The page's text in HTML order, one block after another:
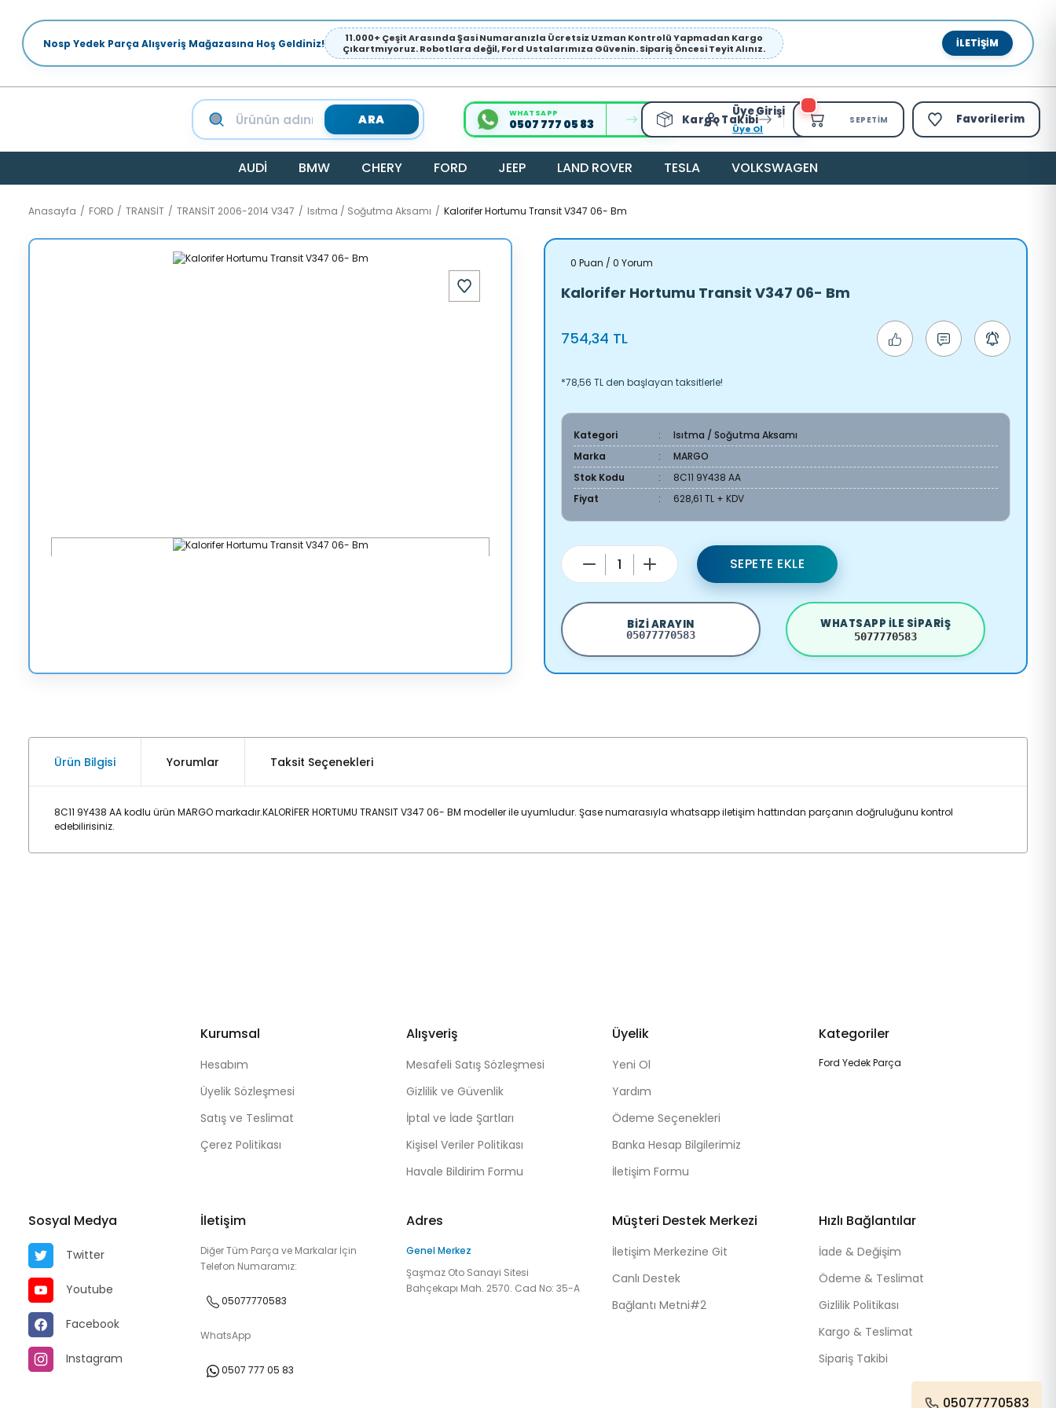
Nosp Yedek Parça Alışveriş Mağazasına Hoş Geldiniz!
11.000+ Çeşit Arasında Şasi Numaranızla Ücretsiz Uzman Kontrolü Yapmadan Kargo
Çıkartmıyoruz. Robotlara değil, Ford Ustalarımıza Güvenin. Sipariş Öncesi Teyit Alınız.
İLETIŞIM
ARA WHATSAPP
0507 777 05 83 Kargo Takibi
Üye Girişi
Üye Ol
SEPETIM Favorilerim
AUDİ BMW CHERY FORD JEEP LAND ROVER TESLA VOLKSWAGEN
Anasayfa FORD TRANSİT TRANSİT 2006-2014 V347 Isıtma / Soğutma Aksamı Kalorifer Hortumu Transit V347 06- Bm
0 Puan / 0 Yorum
Kalorifer Hortumu Transit V347 06- Bm
754,34 TL
*78,56 TL den başlayan taksitlerle!
Kategori
Isıtma / Soğutma Aksamı
Marka
MARGO
Stok Kodu
8C11 9Y438 AA
Fiyat
628,61 TL + KDV
SEPETE EKLE
BIZI ARAYIN
05077770583
WHATSAPP ILE SIPARIŞ
5077770583
Ürün Bilgisi Yorumlar Taksit Seçenekleri
8C11 9Y438 AA kodlu ürün MARGO markadır.KALORİFER HORTUMU TRANSIT V347 06- BM modeller ile uyumludur. Şase numarasıyla whatsapp iletişim hattından parçanın doğruluğunu kontrol
edebilirisiniz.
Kurumsal
Hesabım
Üyelik Sözleşmesi
Satış ve Teslimat
Çerez Politikası
Alışveriş
Mesafeli Satış Sözleşmesi
Gizlilik ve Güvenlik
İptal ve İade Şartları
Kişisel Veriler Politikası
Havale Bildirim Formu
Üyelik
Yeni Ol
Yardım
Ödeme Seçenekleri
Banka Hesap Bilgilerimiz
İletişim Formu
Kategoriler
Ford Yedek Parça
Sosyal Medya
Twitter
Youtube
Facebook
Instagram
İletişim
Diğer Tüm Parça ve Markalar İçin
Telefon Numaramız:
05077770583
WhatsApp
0507 777 05 83
Adres
Genel Merkez
Şaşmaz Oto Sanayi Sitesi
Bahçekapı Mah. 2570. Cad No: 35-A
Müşteri Destek Merkezi
İletişim Merkezine Git
Canlı Destek
Bağlantı Metni#2
Hızlı Bağlantılar
İade & Değişim
Ödeme & Teslimat
Gizlilik Politikası
Kargo & Teslimat
Sipariş Takibi
05077770583